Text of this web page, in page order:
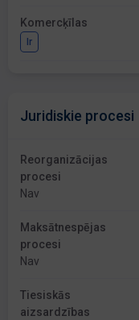
Komercķīlas
Ir
Juridiskie procesi
Reorganizācijas
procesi
Nav
Maksātnespējas
procesi
Nav
Tiesiskās
aizsardzības